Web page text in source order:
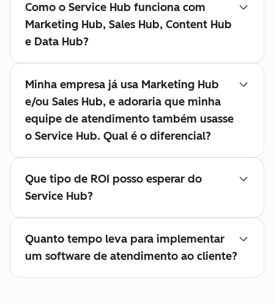
Como o Service Hub funciona com
Marketing Hub, Sales Hub, Content Hub
e Data Hub?
Minha empresa já usa Marketing Hub
e/ou Sales Hub, e adoraria que minha
equipe de atendimento também usasse
o Service Hub. Qual é o diferencial?
Que tipo de ROI posso esperar do
Service Hub?
Quanto tempo leva para implementar
um software de atendimento ao cliente?